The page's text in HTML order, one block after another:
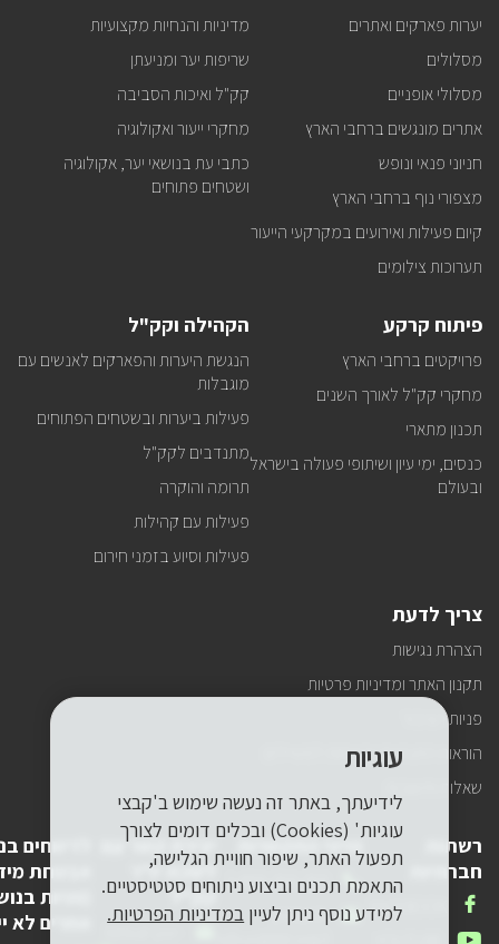
במייל
יערות פארקים ואתרים
מסלולים
מסלולי אופניים
אתרים מונגשים ברחבי הארץ
חניוני פנאי ונופש
מצפורי נוף ברחבי הארץ
קיום פעילות ואירועים במקרקעי הייעור
תערוכות צילומים
מדיניות והנחיות מקצועיות
שריפות יער ומניעתן
קק"ל ואיכות הסביבה
מחקרי ייעור ואקולוגיה
כתבי עת בנושאי יער, אקולוגיה
ושטחים פתוחים
פיתוח קרקע
פרויקטים ברחבי הארץ
מחקרי קק"ל לאורך השנים
תכנון מתארי
כנסים, ימי עיון ושיתופי פעולה בישראל
ובעולם
הקהילה וקק"ל
הנגשת היערות והפארקים לאנשים עם
מוגבלות
פעילות ביערות ובשטחים הפתוחים
מתנדבים לקק"ל
תרומה והוקרה
פעילות עם קהילות
פעילות וסיוע בזמני חירום
צריך לדעת
הצהרת נגישות
תקנון האתר ומדיניות פרטיות
פניות הציבור
הוראות התנהגות ובטיחות למטיילים
שאלות ותשובות
רשתות
חברתיות
FACEBOOK
אנחנו
בפייסבוק
פרטי התקשרות
טלפון1-800-250-250
דואר pneyot-
יצירת קשר עם
לשכת יו"ר
קק"ל
לדיווחים
אבטחת
(פניות
אחרים לא
עוגיות
לידיעתך, באתר זה נעשה שימוש ב'קבצי
עוגיות' (Cookies) ובכלים דומים לצורך
תפעול האתר, שיפור חוויית הגלישה,
התאמת תכנים וביצוע ניתוחים סטטיסטיים.
למידע נוסף ניתן לעיין במדיניות הפרטיות.